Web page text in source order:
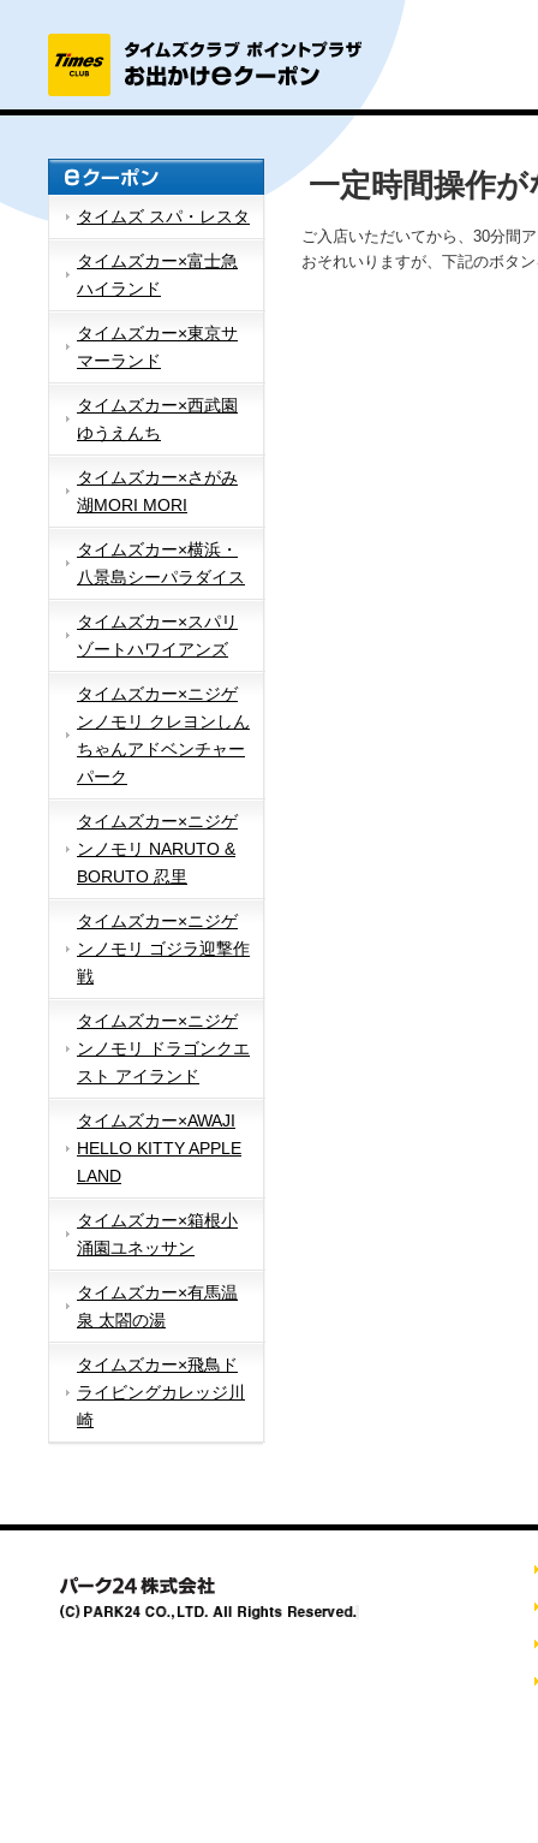
タイムズ スパ・レスタ
タイムズカー×富士急
ハイランド
タイムズカー×東京サ
マーランド
タイムズカー×西武園
ゆうえんち
タイムズカー×さがみ
湖MORI MORI
タイムズカー×横浜・
八景島シーパラダイス
タイムズカー×スパリ
ゾートハワイアンズ
タイムズカー×ニジゲ
ンノモリ クレヨンしん
ちゃんアドベンチャー
パーク
タイムズカー×ニジゲ
ンノモリ NARUTO &
BORUTO 忍里
タイムズカー×ニジゲ
ンノモリ ゴジラ迎撃作
戦
タイムズカー×ニジゲ
ンノモリ ドラゴンクエ
スト アイランド
タイムズカー×AWAJI
HELLO KITTY APPLE
LAND
タイムズカー×箱根小
涌園ユネッサン
タイムズカー×有馬温
泉 太閤の湯
タイムズカー×飛鳥ド
ライビングカレッジ川
崎
一定時間操作
ご入店いただいてから、30分間
おそれいりますが、下記のボタ